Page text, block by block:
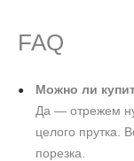
FAQ
Можно ли
Да — отрежем
целого прутка.
порезка.